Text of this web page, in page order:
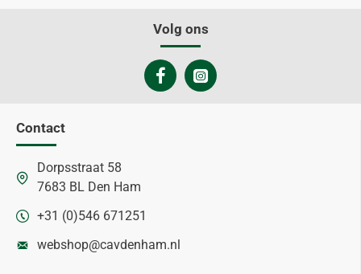
Volg ons
Contact
Dorpsstraat 58
7683 BL Den Ham
+31 (0)546 671251
webshop@cavdenham.nl